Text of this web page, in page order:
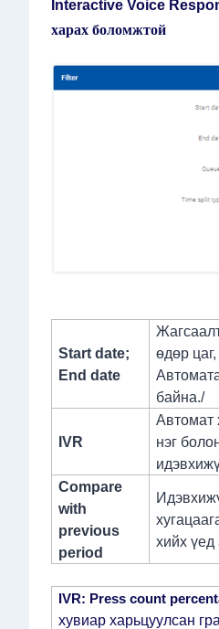
Interactive Voice
харах боломжтой
Start date;
End date
өдөр
байна./
IVR
Автомат
нэг
Compare
with
previous
period
хийх
IVR: Press count
хувиар харьцуулсан